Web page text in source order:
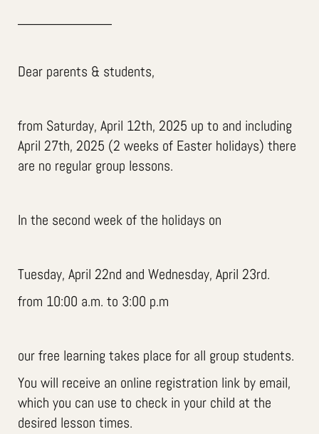
Dear parents & students,
from Saturday, April 12th, 2025 up to and including
April 27th, 2025 (2 weeks of Easter holidays) there
are no regular group lessons.
In the second week of the holidays on
Tuesday, April 22nd and Wednesday, April 23rd.
from 10:00 a.m. to 3:00 p.m
our free learning takes place for all group students.
You will receive an online registration link by email,
which you can use to check in your child at the
desired lesson times.